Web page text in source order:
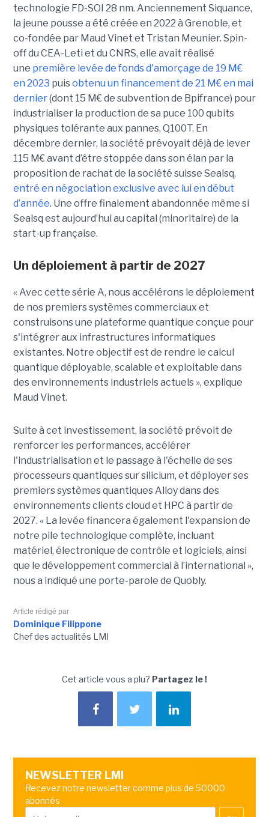
technologie FD-SOI 28 nm. Anciennement Siquance,
la jeune pousse a été créée en 2022 à Grenoble, et
co-fondée par Maud Vinet et Tristan Meunier. Spin-
off du CEA-Leti et du CNRS, elle avait réalisé
une première levée de fonds d'amorçage de 19 M€
en 2023 puisobtenu un financement de 21 M€ en mai
dernier(dont 15 M€ de subvention de Bpifrance) pour
industrialiser la production de sa puce 100 qubits
physiques tolérante aux pannes, Q100T. En
décembre dernier, la société prévoyait déjà de lever
115 M€ avant d’être stoppée dans son élan par la
proposition de rachat de la société suisse Sealsq,
entré en négociation exclusive avec lui en début
d’année. Une offre finalement abandonnée même si
Sealsq est aujourd’hui au capital (minoritaire) de la
start-up française.
Un déploiement à partir de 2027
« Avec cette série A, nous accélérons le déploiement
de nos premiers systèmes commerciaux et
construisons une plateforme quantique conçue pour
s'intégrer aux infrastructures informatiques
existantes. Notre objectif est de rendre le calcul
quantique déployable, scalable et exploitable dans
des environnements industriels actuels », explique
Maud Vinet.
Suite à cet investissement, la société prévoit de
renforcer les performances, accélérer
l'industrialisation et le passage à l'échelle de ses
processeurs quantiques sur silicium, et déployer ses
premiers systèmes quantiques Alloy dans des
environnements clients cloud et HPC à partir de
2027. « La levée financera également l'expansion de
notre pile technologique complète, incluant
matériel, électronique de contrôle et logiciels, ainsi
que le développement commercial à l’international »,
nous a indiqué une porte-parole de Quobly.
Article rédigé par
Dominique Filippone
Chef des actualités LMI
Cet article vous a plu? Partagez le !
NEWSLETTER LMI
Recevez notre newsletter comme plus de 50000
abonnés